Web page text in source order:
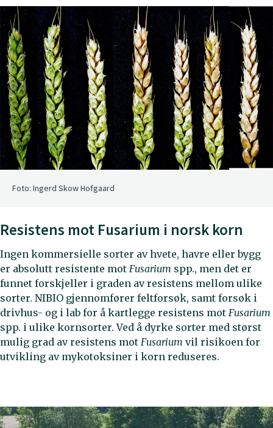
Foto: Ingerd Skow Hofgaard
Resistens mot Fusarium i norsk korn
Ingen kommersielle sorter av hvete, havre eller bygg
er absolutt resistente mot Fusarium spp., men det er
funnet forskjeller i graden av resistens mellom ulike
sorter. NIBIO gjennomfører feltforsøk, samt forsøk i
drivhus- og i lab for å kartlegge resistens mot Fusarium
spp. i ulike kornsorter. Ved å dyrke sorter med størst
mulig grad av resistens mot Fusarium vil risikoen for
utvikling av mykotoksiner i korn reduseres.